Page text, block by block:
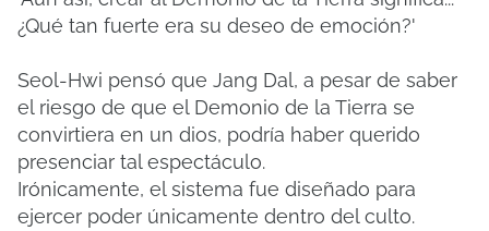
¿Qué tan fuerte era su deseo de emoción?'
Seol-Hwi pensó que Jang Dal, a pesar de saber
el riesgo de que el Demonio de la Tierra se
convirtiera en un dios, podría haber querido
presenciar tal espectáculo.
Irónicamente, el sistema fue diseñado para
ejercer poder únicamente dentro del culto.